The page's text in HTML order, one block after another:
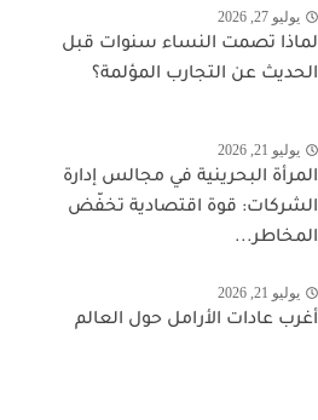
يوليو 27, 2026
لماذا تصمت النساء سنوات قبل
الحديث عن التجارب المؤلمة؟
يوليو 21, 2026
المرأة البحرينية في مجالس إدارة
الشركات: قوة اقتصادية تخفّض
المخاطر...
يوليو 21, 2026
أغرب عادات الأرامل حول العالم